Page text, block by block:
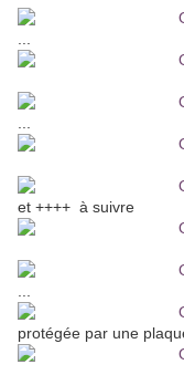
et ++++ à suivre
protégée par une